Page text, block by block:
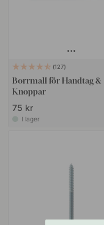
127
Borrmall för Handtag &
Knoppar
75 kr
I lager